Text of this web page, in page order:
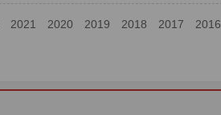
2021 2020 2019 2018 2017 2016